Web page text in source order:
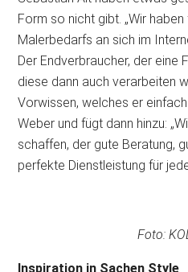
Form so nicht gibt. „Wir
Malerbedarfs an sich im
Der Endverbraucher, der eine
diese dann auch verarbeiten
Vorwissen, welches er
Weber und fügt dann hinzu:
schaffen, der gute Beratung,
perfekte Dienstleistung für
Foto:
Inspiration in Sachen Style